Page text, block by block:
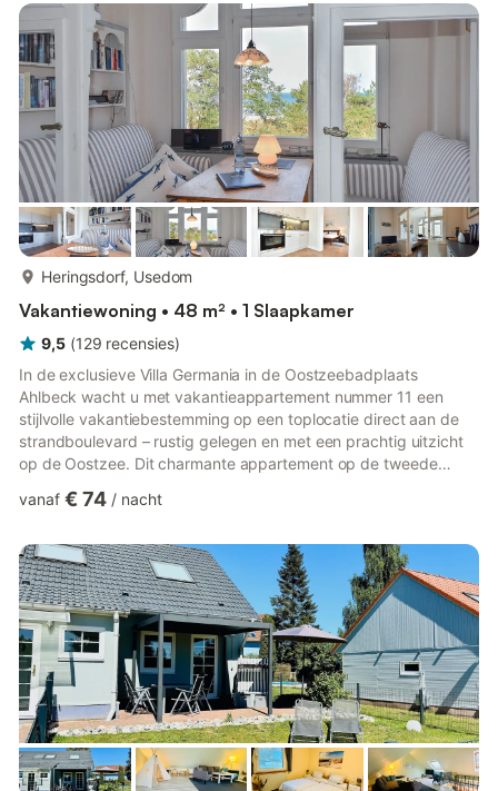
Heringsdorf, Usedom
Vakantiewoning • 48 m² • 1 Slaapkamer
9,5 (129 recensies)
In de exclusieve Villa Germania in de Oostzeebadplaats
Ahlbeck wacht u met vakantieappartement nummer 11 een
stijlvolle vakantiebestemming op een toplocatie direct aan de
strandboulevard – rustig gelegen en met een prachtig uitzicht
op de Oostzee. Dit charmante appartement op de tweede
ontspannen vakantie aan zee. Vooral stellen en kleine gezinnen
en directe nabijheid van het strand. De open woonruimte
combineert op vakkundige wijze woon- en eetcomfort met een
aangenaam r...
vanaf € 74 / nacht